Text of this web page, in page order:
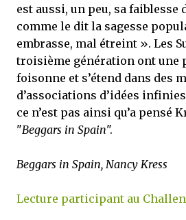
est aussi, un peu, sa faiblesse
comme le dit la sagesse
embrasse, mal étreint ». Les
troisième génération ont une
foisonne et s’étend dans des
d’associations d’idées
ce n’est pas ainsi qu’a pensé
"Beggars in Spain".
Beggars in Spain, Nancy Kress
Lecture participant au